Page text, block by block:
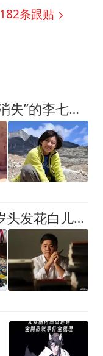
182条跟贴
金子总会发光，已从央视“消失”的李七月，找到了自己的领域
央视名主持转型老板，50岁头发花白儿子优秀